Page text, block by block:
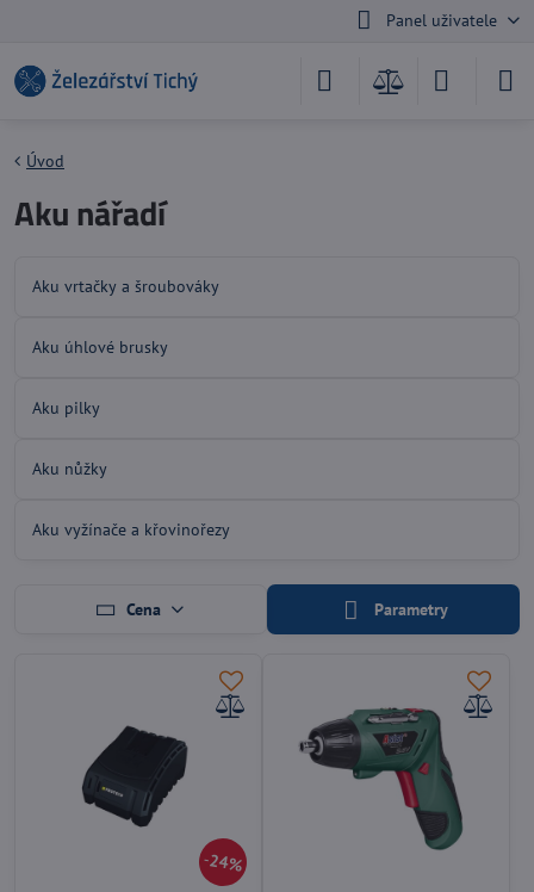
Panel uživatele
Úvod
Aku nářadí
Aku vrtačky a šroubováky
Aku úhlové brusky
Aku pilky
Aku nůžky
Aku vyžínače a křovinořezy
Cena Parametry
24%